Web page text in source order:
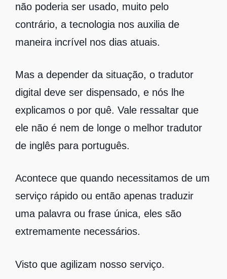
não poderia ser usado, muito pelo
contrário, a tecnologia nos auxilia de
maneira incrível nos dias atuais.
Mas a depender da situação, o tradutor
digital deve ser dispensado, e nós lhe
explicamos o por quê. Vale ressaltar que
ele não é nem de longe o melhor tradutor
de inglês para português.
Acontece que quando necessitamos de um
serviço rápido ou então apenas traduzir
uma palavra ou frase única, eles são
extremamente necessários.
Visto que agilizam nosso serviço.